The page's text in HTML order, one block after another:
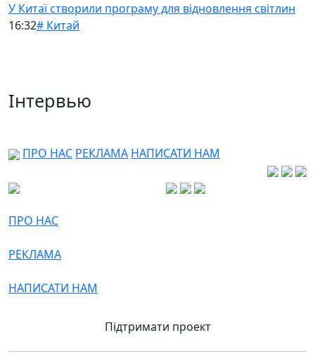
У Китаї створили програму для відновлення світлин
16:32# Китай
Інтервью
ПРО НАС РЕКЛАМА НАПИСАТИ НАМ
ПРО НАС
РЕКЛАМА
НАПИСАТИ НАМ
Підтримати проект